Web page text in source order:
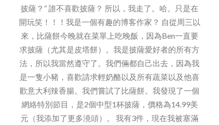
披薩？” 誰不喜歡披薩？ 所以，我走了。哈。只是在
開玩笑！！！我是一個有趣的博客作家？ 自從周三以
來，比薩餅今晚就在菜單上吃晚飯，因為Ben一直要
求披薩（尤其是皮塔餅）。我是披薩愛好者的所有方
法，所以我當然遵守了。我們倆都自己出去，因為我
是一隻小豬，喜歡請求輕奶酪以及所有蔬菜以及他喜
歡意大利辣香腸。我們嘗試了比薩餅。我發現了一個
網絡特別節目，是2個中型1杯披薩，價格為14.99美
元（我添加了更多澆頭）。 我有3件，現在我被塞滿